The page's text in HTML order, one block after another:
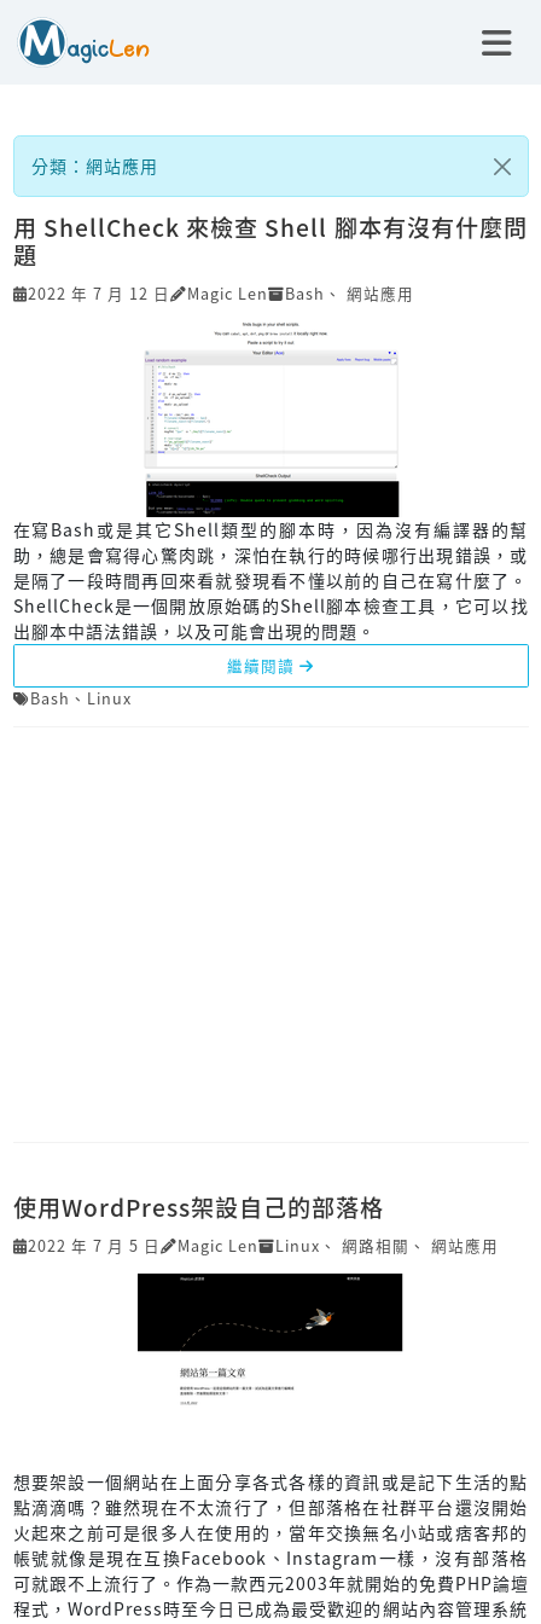
分類：網站應用
用 ShellCheck 來檢查 Shell 腳本有沒有什麼問
題
2022 年 7 月 12 日 Magic Len Bash 、 網站應用
在寫Bash或是其它Shell類型的腳本時，因為沒有編譯器的幫
助，總是會寫得心驚肉跳，深怕在執行的時候哪行出現錯誤，或
是隔了一段時間再回來看就發現看不懂以前的自己在寫什麼了。
ShellCheck是一個開放原始碼的Shell腳本檢查工具，它可以找
出腳本中語法錯誤，以及可能會出現的問題。
繼續閱讀
Bash 、 Linux
使用WordPress架設自己的部落格
2022 年 7 月 5 日 Magic Len Linux 、 網路相關 、 網站應用
想要架設一個網站在上面分享各式各樣的資訊或是記下生活的點
點滴滴嗎？雖然現在不太流行了，但部落格在社群平台還沒開始
火起來之前可是很多人在使用的，當年交換無名小站或痞客邦的
帳號就像是現在互換Facebook、Instagram一樣，沒有部落格
可就跟不上流行了。作為一款西元2003年就開始的免費PHP論壇
程式，WordPress時至今日已成為最受歡迎的網站內容管理系統